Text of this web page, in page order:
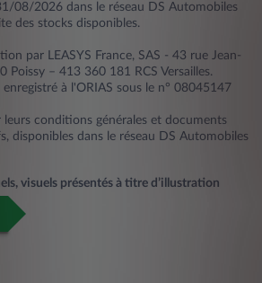
08/2026 dans le réseau DS Automobiles
des stocks disponibles.
par LEASYS France, SAS - 43 rue Jean-
Poissy – 413 360 181 RCS Versailles.
à l'ORIAS sous le n° 08045147
leurs conditions générales et documents
disponibles dans le réseau DS Automobiles
visuels présentés à titre d’illustration